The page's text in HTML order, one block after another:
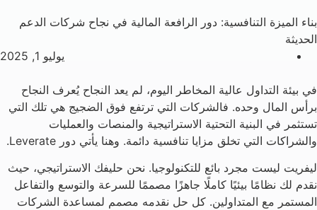
بناء الميزة التنافسية: دور الرافعة المالية في نجاح شركات الدعم
الحديثة
يوليو 1, 2025
في بيئة التداول عالية المخاطر اليوم، لم يعد النجاح يُعرف النجاح
برأس المال وحده. فالشركات التي ترتفع فوق الضجيج هي تلك التي
تستثمر في البنية التحتية الاستراتيجية والمنصات والعمليات
والشراكات التي تخلق مزايا تنافسية دائمة. وهنا يأتي دور Leverate.
ليفريت ليست مجرد بائع للتكنولوجيا. نحن حليفك الاستراتيجي، حيث
نقدم لك نظامًا بيئيًا كاملًا جاهزًا مصممًا للسرعة والتوسع والتفاعل
المستمر مع المتداولين. كل حل نقدمه مصمم لمساعدة الشركات